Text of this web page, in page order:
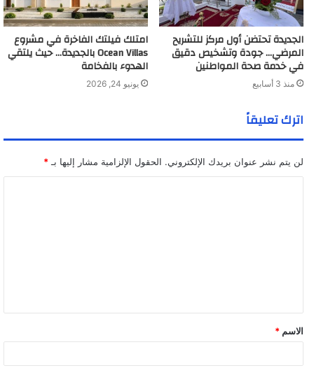
الجديدة تحتضن أول مركز للتشريح
المرضي… جودة وتشخيص دقيق
في خدمة صحة المواطنين
منذ 3 أسابيع
امتلك فيلتك الفاخرة في مشروع
Ocean Villas بالجديدة… حيث يلتقي
الهدوء بالفخامة
يونيو 24, 2026
اترك تعليقاً
لن يتم نشر عنوان بريدك الإلكتروني. الحقول الإلزامية مشار إليها بـ *
ق
*
الاسم *